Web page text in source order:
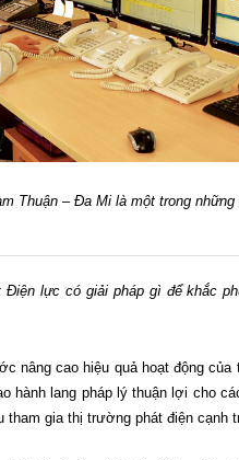
Thuận – Đa Mi là một trong
lực có giải pháp gì để khắc
nâng cao hiệu quả hoạt động
hành lang pháp lý thuận lợi cho
gia thị trường phát điện cạnh